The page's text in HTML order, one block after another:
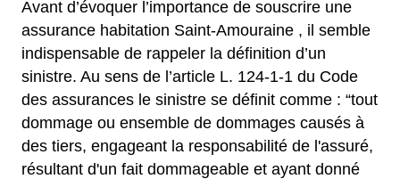
Avant d’évoquer l’importance de souscrire une
assurance habitation Saint-Amouraine , il semble
indispensable de rappeler la définition d’un
sinistre. Au sens de l’article L. 124-1-1 du Code
des assurances le sinistre se définit comme : “tout
dommage ou ensemble de dommages causés à
des tiers, engageant la responsabilité de l'assuré,
résultant d'un fait dommageable et ayant donné